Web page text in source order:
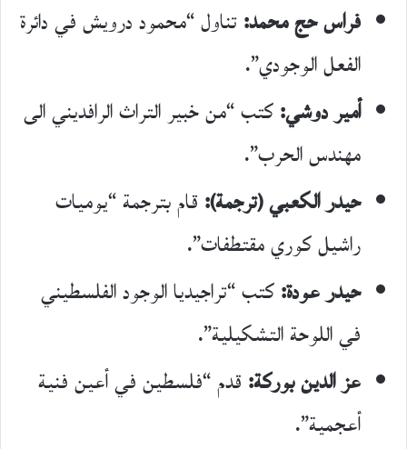
فراس حج محمد:تناول “محمود درويش في دائرة
الفعل الوجودي”.
أمير دوشي:كتب “من خبير التراث الرافديني الى
مهندس الحرب”.
حيدر الكعبي (ترجمة):قام بترجمة “يوميات
راشيل كوري مقتطفات”.
حيدر عودة:كتب “تراجيديا الوجود الفلسطيني
في اللوحة التشكيلية”.
عز الدين بوركة:قدم “فلسطين في أعين فنية
أعجمية”.